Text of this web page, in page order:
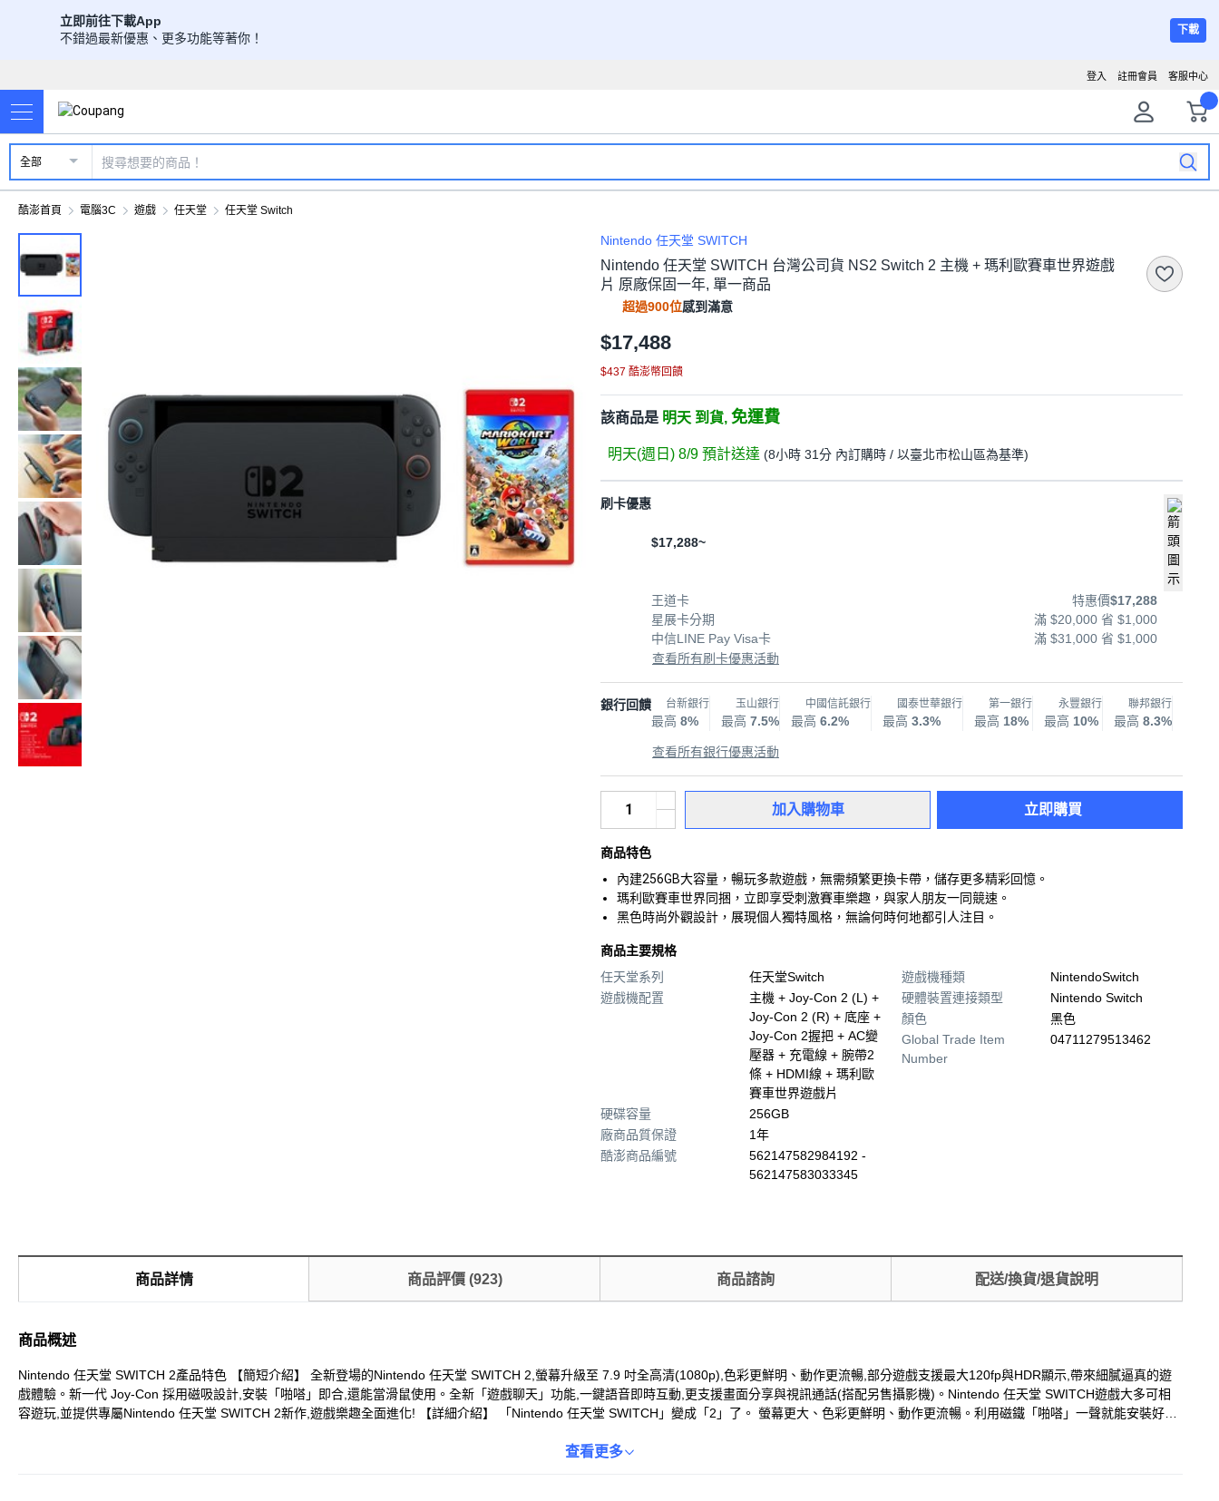
立即前往下載App
不錯過最新優惠、更多功能等著你！
下載
客服中心
註冊會員
登入
全部
酷澎首頁 電腦3C 遊戲 任天堂 任天堂 Switch
Nintendo 任天堂 SWITCH
Nintendo 任天堂 SWITCH 台灣公司貨 NS2 Switch 2 主機 + 瑪利歐賽車世界遊戲
片 原廠保固一年, 單一商品
超過900位感到滿意
$17,488
$437 酷澎幣回饋
該商品是 明天 到貨, 免運費
明天(週日) 8/9 預計送達 (8小時 31分 內訂購時 / 以臺北市松山區為基準)
刷卡優惠
$17,288~
王道卡 特惠價$17,288
星展卡分期
滿 $20,000 省 $1,000
中信LINE Pay Visa卡
滿 $31,000 省 $1,000
查看所有刷卡優惠活動
銀行回饋 台新銀行
最高 8%
玉山銀行
最高 7.5%
中國信託銀行
最高 6.2%
國泰世華銀行
最高 3.3%
第一銀行
最高 18%
永豐銀行
最高 10%
聯邦銀行
最高 8.3%
查看所有銀行優惠活動
加入購物車 立即購買
商品特色
內建256GB大容量，暢玩多款遊戲，無需頻繁更換卡帶，儲存更多精彩回憶。
瑪利歐賽車世界同捆，立即享受刺激賽車樂趣，與家人朋友一同競速。
黑色時尚外觀設計，展現個人獨特風格，無論何時何地都引人注目。
商品主要規格
任天堂系列
任天堂Switch
遊戲機配置
主機 + Joy-Con 2 (L) +
Joy-Con 2 (R) + 底座 +
Joy-Con 2握把 + AC變
壓器 + 充電線 + 腕帶2
條 + HDMI線 + 瑪利歐
賽車世界遊戲片
硬碟容量
256GB
廠商品質保證
1年
酷澎商品編號
562147582984192 -
562147583033345
遊戲機種類
NintendoSwitch
硬體裝置連接類型
Nintendo Switch
顏色
黑色
Global Trade Item
Number
04711279513462
商品詳情 商品評價(923) 商品諮詢 配送/換貨/退貨說明
商品概述
Nintendo 任天堂 SWITCH 2產品特色 【簡短介紹】 全新登場的Nintendo 任天堂 SWITCH 2,螢幕升級至 7.9 吋全高清(1080p),色彩更鮮明、動作更流暢,部分遊戲支援最大120fp與HDR顯示,帶來細膩逼真的遊
戲體驗。新一代 Joy-Con 採用磁吸設計,安裝「啪嗒」即合,還能當滑鼠使用。全新「遊戲聊天」功能,一鍵語音即時互動,更支援畫面分享與視訊通話(搭配另售攝影機)。Nintendo 任天堂 SWITCH遊戲大多可相
容遊玩,並提供專屬Nintendo 任天堂 SWITCH 2新作,遊戲樂趣全面進化! 【詳細介紹】 「Nintendo 任天堂 SWITCH」變成「2」了。 螢幕更大、色彩更鮮明、動作更流暢。利用磁鐵「啪嗒」一聲就能安裝好新
動作流暢的角色,色彩鮮明又細膩的遊戲世界。随時随地都可以使用變得更大,畫面更豐富鮮明的螢幕享受遊戲的樂趣。液晶螢幕的畫面解析度為「全高清(1080p)」。與Nintendo 任天堂 SWITCH相比,螢幕可顯
查看更多